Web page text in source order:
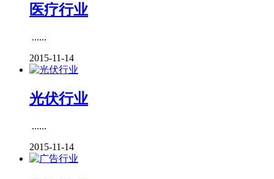
医疗行业
......
2015-11-14
光伏行业
......
2015-11-14